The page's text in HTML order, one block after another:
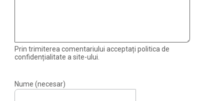
Prin trimiterea comentariului acceptați politica de
confidențialitate a site-ului.
Nume (necesar)